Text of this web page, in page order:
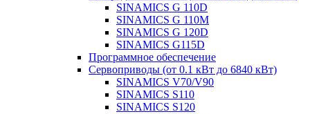
SINAMICS G 110D
SINAMICS G 110M
SINAMICS G 120D
SINAMICS G115D
Программное обеспечение
Сервоприводы (от 0.1 кВт до 6840 кВт)
SINAMICS V70/V90
SINAMICS S110
SINAMICS S120